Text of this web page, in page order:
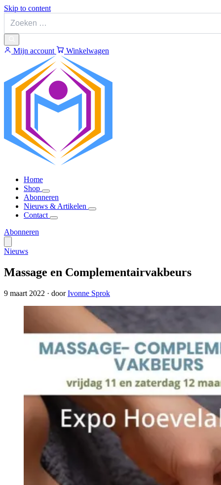
Skip to content
Mijn account Winkelwagen
Home
Shop
Abonneren
Nieuws & Artikelen
Contact
Abonneren
Nieuws
Massage en Complementairvakbeurs
9 maart 2022 · doorIvonne Sprok